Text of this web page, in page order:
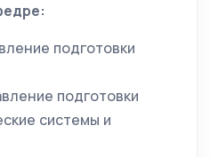
подготовки
подготовки
системы и